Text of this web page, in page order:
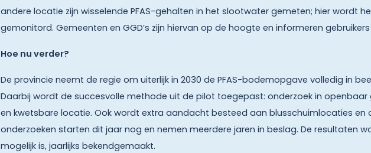
andere locatie zijn wisselende PFAS-gehalten in het slootwater gemeten; hier wordt
gemonitord. Gemeenten en GGD’s zijn hiervan op de hoogte en informeren
Hoe nu verder?
De provincie neemt de regie om uiterlijk in 2030 de PFAS-bodemopgave volledig in
Daarbij wordt de succesvolle methode uit de pilot toegepast: onderzoek in openbaar
en kwetsbare locatie. Ook wordt extra aandacht besteed aan blusschuimlocaties en
onderzoeken starten dit jaar nog en nemen meerdere jaren in beslag. De resultaten
mogelijk is, jaarlijks bekendgemaakt.